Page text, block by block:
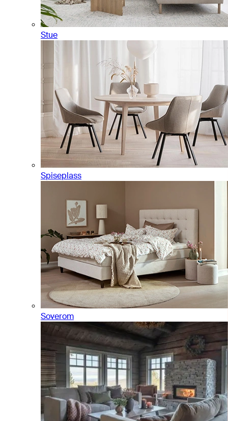
Stue
Spiseplass
Soverom